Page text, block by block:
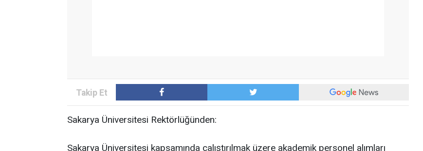
Sakarya Üniversitesi Rektörlüğünden:
Sakarya Üniversitesi kapsamında çalıştırılmak üzere akademik personel alımları